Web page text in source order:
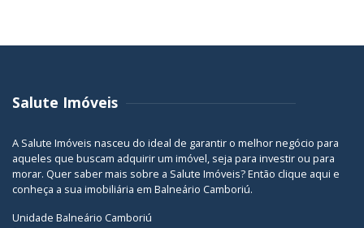
Salute Imóveis
A Salute Imóveis nasceu do ideal de garantir o melhor negócio para
aqueles que buscam adquirir um imóvel, seja para investir ou para
morar. Quer saber mais sobre a Salute Imóveis? Então clique aqui e
conheça a sua imobiliária em Balneário Camboriú.
Unidade Balneário Camboriú